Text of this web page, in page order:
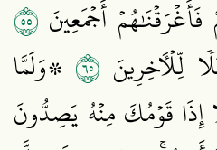
فَأَغۡرَقۡنَٰهُمۡ أَجۡمَعِينَ ٥٥
لِّلۡأٓخِرِينَ ٥٦ ۞وَلَمَّا
قَوۡمُكَ مِنۡهُ يَصِدُّونَ